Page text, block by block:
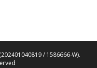
/ 1586666-W).